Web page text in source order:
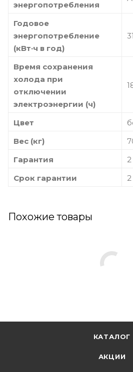
энергопотребления
Годовое
энергопотребление
(кВт·ч в год)
Время сохранения
холода при
отключении
электроэнергии (ч)
Цвет
Вес (кг)
Гарантия
Срок гарантии
Похожие товары
КАТАЛОГ
АКЦИИ